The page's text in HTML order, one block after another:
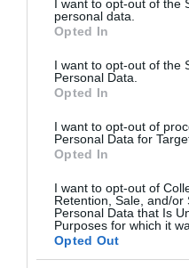
not limited to your visit or
grant or deny consent to
use your data for below
consent section.
I want to opt-out of the
personal data.
Opted In
I want to opt-out of the
Personal Data.
Opted In
I want to opt-out of
Personal Data for
Opted In
I want to opt-out of
Retention, Sale, and/or
Personal Data that Is
Purposes for which it
Opted Out
fantáziának tűnik,
ingatlanpiaci
azonban jóval
Görögország
ára látványosan
alacsony összeg
olcsóbb, mint
lakás…
OLÁH-BEBESI BORBÁLA